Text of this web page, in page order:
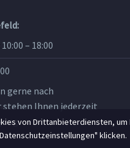
– 18:00
gerne nach
stehen Ihnen jederzeit
von Drittanbieterdiensten,
klicken.